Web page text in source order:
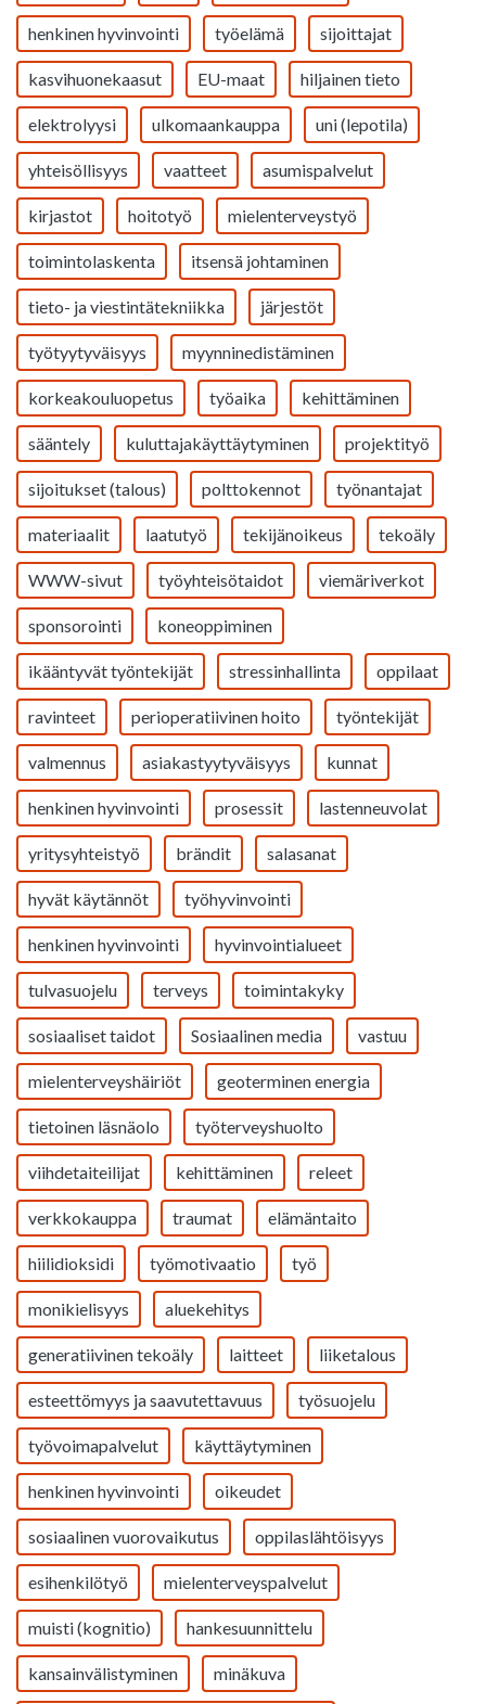
henkinen hyvinvointi työelämä sijoittajat
kasvihuonekaasut EU-maat hiljainen tieto
elektrolyysi ulkomaankauppa uni (lepotila)
yhteisöllisyys vaatteet asumispalvelut
kirjastot hoitotyö mielenterveystyö
toimintolaskenta itsensä johtaminen
tieto- ja viestintätekniikka järjestöt
työtyytyväisyys myynninedistäminen
korkeakouluopetus työaika kehittäminen
sääntely kuluttajakäyttäytyminen projektityö
sijoitukset (talous) polttokennot työnantajat
materiaalit laatutyö tekijänoikeus tekoäly
WWW-sivut työyhteisötaidot viemäriverkot
sponsorointi koneoppiminen
ikääntyvät työntekijät stressinhallinta oppilaat
ravinteet perioperatiivinen hoito työntekijät
valmennus asiakastyytyväisyys kunnat
henkinen hyvinvointi prosessit lastenneuvolat
yritysyhteistyö brändit salasanat
hyvät käytännöt työhyvinvointi
henkinen hyvinvointi hyvinvointialueet
tulvasuojelu terveys toimintakyky
sosiaaliset taidot Sosiaalinen media vastuu
mielenterveyshäiriöt geoterminen energia
tietoinen läsnäolo työterveyshuolto
viihdetaiteilijat kehittäminen releet
verkkokauppa traumat elämäntaito
hiilidioksidi työmotivaatio työ
monikielisyys aluekehitys
generatiivinen tekoäly laitteet liiketalous
esteettömyys ja saavutettavuus työsuojelu
työvoimapalvelut käyttäytyminen
henkinen hyvinvointi oikeudet
sosiaalinen vuorovaikutus oppilaslähtöisyys
esihenkilötyö mielenterveyspalvelut
muisti (kognitio) hankesuunnittelu
kansainvälistyminen minäkuva